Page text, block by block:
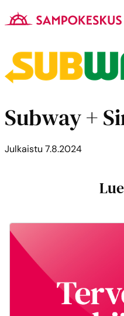
sisältöön
Subway +
Julkaistu 7.8.2024